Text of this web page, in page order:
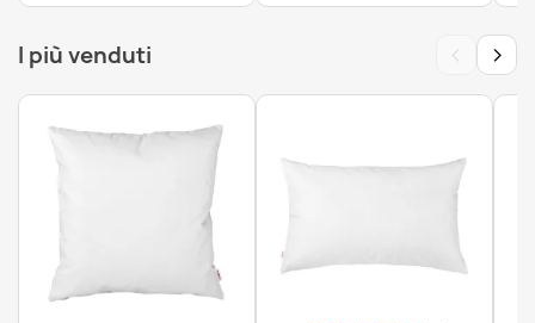
Tappeto TIMO 6272 SISAL all'aperto beige - PRODOTTO
47,90 €
I più venduti ‹ ›